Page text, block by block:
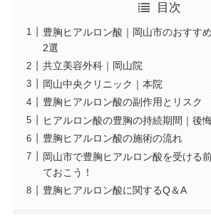
目次
豊胸ヒアルロン酸｜岡山市のおすす
2選
共立美容外科｜岡山院
岡山中央クリニック｜本院
豊胸ヒアルロン酸の副作用とリスク
ヒアルロン酸の豊胸の持続期間｜後
豊胸ヒアルロン酸の施術の流れ
岡山市で豊胸ヒアルロン酸を受ける
ておこう！
豊胸ヒアルロン酸に関するQ＆A